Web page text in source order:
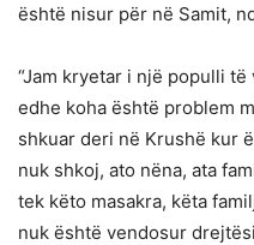
është nisur për në Samit,
“Jam kryetar i një populli
edhe koha është problem
shkuar deri në Krushë kur
nuk shkoj, ato nëna, ata
tek këto masakra, këta
nuk është vendosur